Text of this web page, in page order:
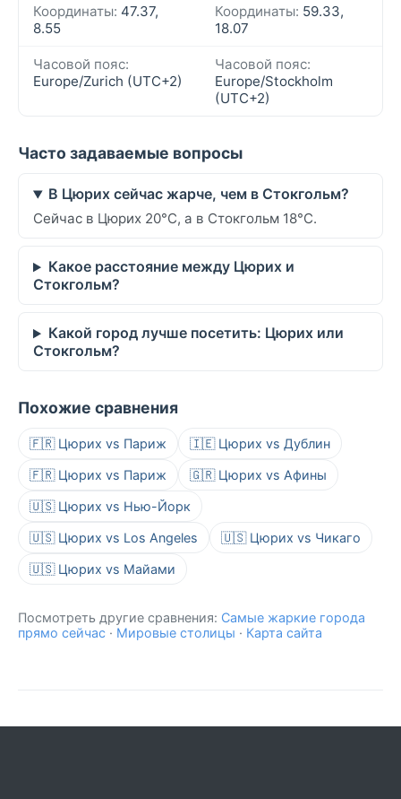
Координаты: 47.37,
8.55
Координаты: 59.33,
18.07
Часовой пояс:
Europe/Zurich (UTC+2)
Часовой пояс:
Europe/Stockholm
(UTC+2)
Часто задаваемые вопросы
В Цюрих сейчас жарче, чем в Стокгольм?
Сейчас в Цюрих 20°C, а в Стокгольм 18°C.
Какое расстояние между Цюрих и
Стокгольм?
Какой город лучше посетить: Цюрих или
Стокгольм?
Похожие сравнения
🇫🇷 Цюрих vs Париж 🇮🇪 Цюрих vs Дублин
🇫🇷 Цюрих vs Париж 🇬🇷 Цюрих vs Афины
🇺🇸 Цюрих vs Нью-Йорк
🇺🇸 Цюрих vs Los Angeles 🇺🇸 Цюрих vs Чикаго
🇺🇸 Цюрих vs Майами
Посмотреть другие сравнения: Самые жаркие города
прямо сейчас · Мировые столицы · Карта сайта